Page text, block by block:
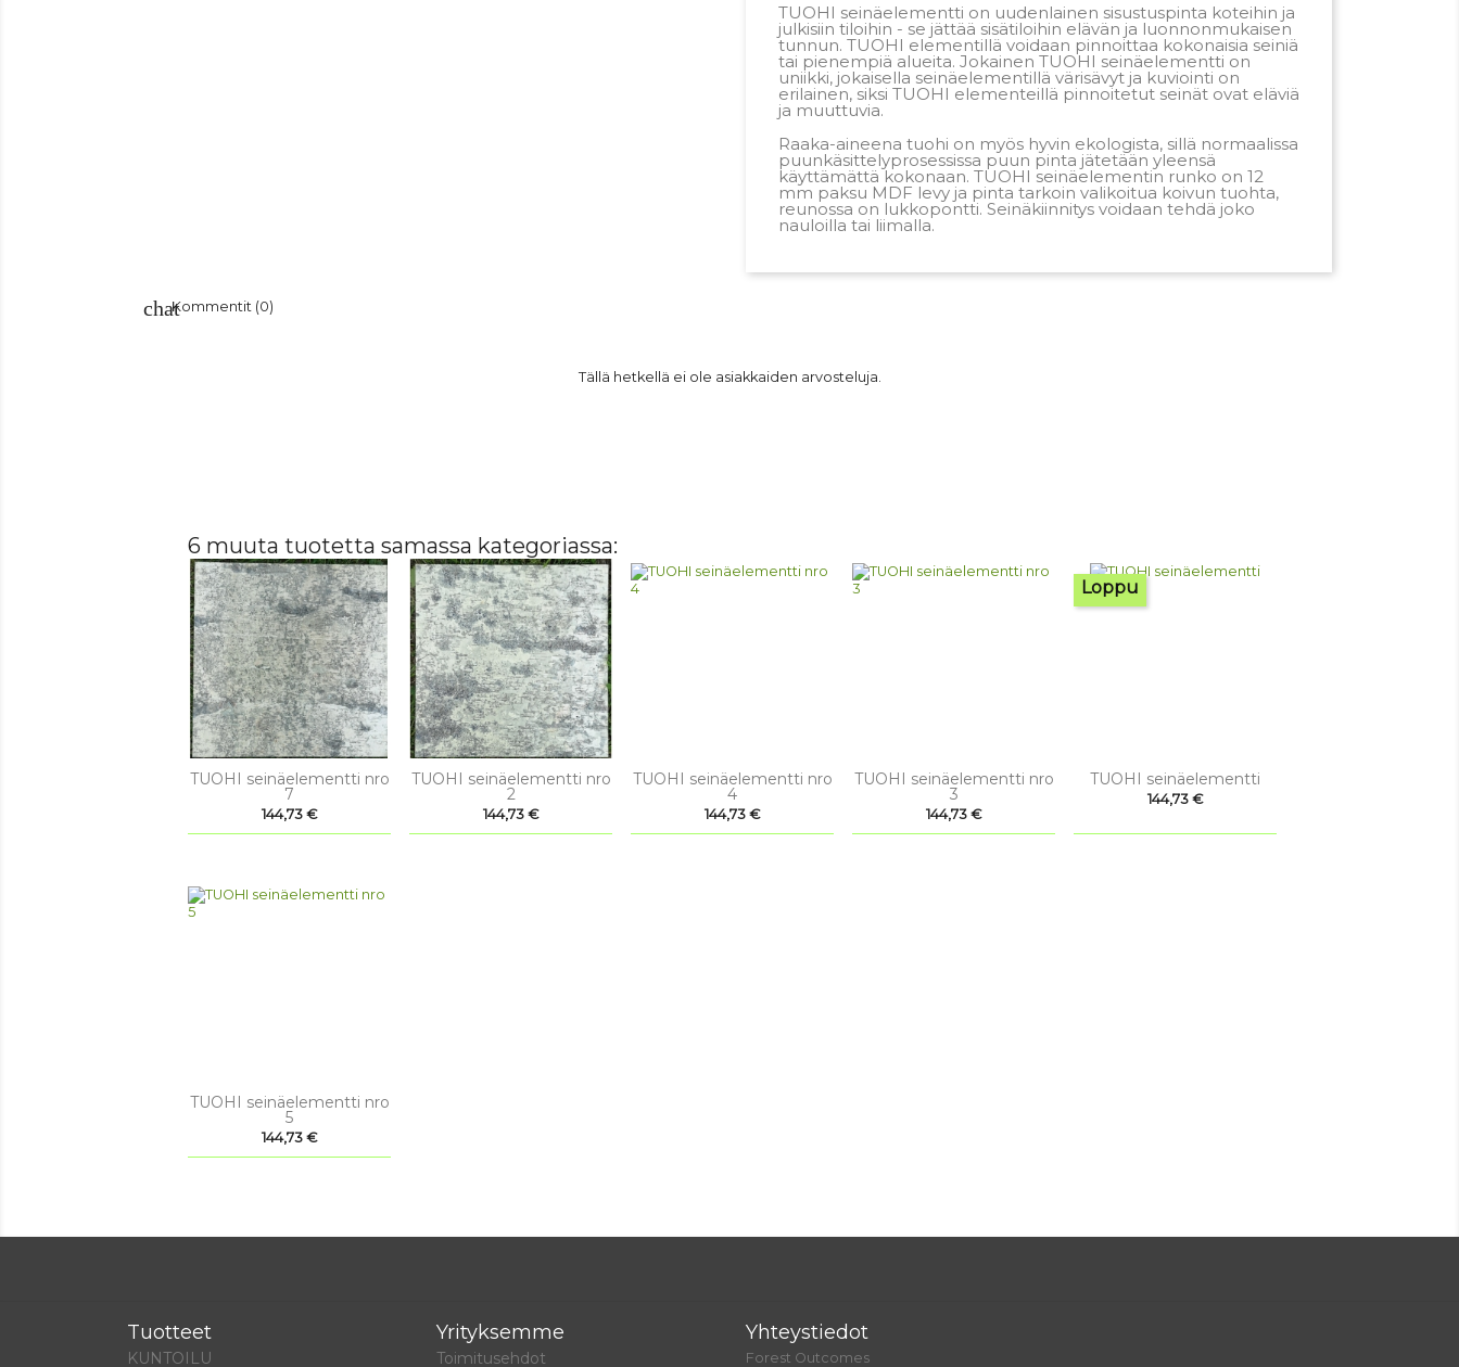
TUOHI seinäelementti on uudenlainen sisustuspinta koteihin ja
julkisiin tiloihin - se jättää sisätiloihin elävän ja luonnonmukaisen
tunnun. TUOHI elementillä voidaan pinnoittaa kokonaisia seiniä
tai pienempiä alueita. Jokainen TUOHI seinäelementti on
uniikki, jokaisella seinäelementillä värisävyt ja kuviointi on
erilainen, siksi TUOHI elementeillä pinnoitetut seinät ovat eläviä
ja muuttuvia.
Raaka-aineena tuohi on myös hyvin ekologista, sillä normaalissa
puunkäsittelyprosessissa puun pinta jätetään yleensä
käyttämättä kokonaan. TUOHI seinäelementin runko on 12
mm paksu MDF levy ja pinta tarkoin valikoitua koivun tuohta,
reunossa on lukkopontti. Seinäkiinnitys voidaan tehdä joko
nauloilla tai liimalla.
Kommentit (0)
Tällä hetkellä ei ole asiakkaiden arvosteluja.
6 muuta tuotetta samassa kategoriassa:
TUOHI seinäelementti nro
7
Hinta
144,73 €
 Pikakatselu TUOHI seinäelementti nro
2
Hinta
144,73 €
 Pikakatselu TUOHI seinäelementti nro
4
Hinta
144,73 €
 Pikakatselu TUOHI seinäelementti nro
3
Hinta
144,73 €
 Pikakatselu TUOHI seinäelementti
Hinta
144,73 €
Loppu
 Pikakatselu
TUOHI seinäelementti nro
5
Hinta
144,73 €
 Pikakatselu
Tuotteet
KUNTOILU
Yrityksemme
Toimitusehdot
Yhteystiedot
Forest Outcomes